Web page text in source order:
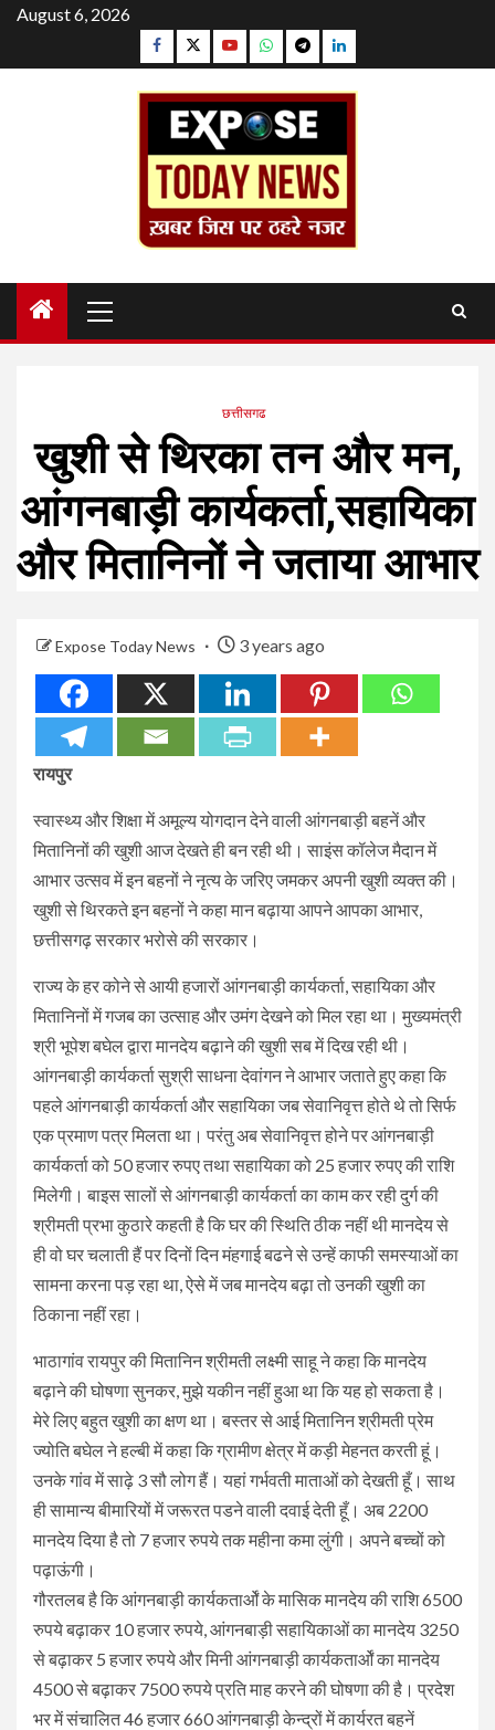
Skip
content
August 6, 2026
Facebook
TwitterYouTubeWhatsapp
TelegramLinkedin
Menu
छत्तीसगढ
खुशी से थिरका तन और मन,
आंगनबाड़ी कार्यकर्ता,सहायिका
और मितानिनों ने जताया आभार
Expose Today News 3 years ago
रायपुर
स्वास्थ्य और शिक्षा में अमूल्य योगदान देने वाली आंगनबाड़ी बहनें और
मितानिनों की खुशी आज देखते ही बन रही थी। साइंस कॉलेज मैदान में
आभार उत्सव में इन बहनों ने नृत्य के जरिए जमकर अपनी खुशी व्यक्त की।
खुशी से थिरकते इन बहनों ने कहा मान बढ़ाया आपने आपका आभार,
छत्तीसगढ़ सरकार भरोसे की सरकार।
राज्य के हर कोने से आयी हजारों आंगनबाड़ी कार्यकर्ता, सहायिका और
मितानिनों में गजब का उत्साह और उमंग देखने को मिल रहा था। मुख्यमंत्री
श्री भूपेश बघेल द्वारा मानदेय बढ़ाने की खुशी सब में दिख रही थी।
आंगनबाड़ी कार्यकर्ता सुश्री साधना देवांगन ने आभार जताते हुए कहा कि
पहले आंगनबाड़ी कार्यकर्ता और सहायिका जब सेवानिवृत्त होते थे तो सिर्फ
एक प्रमाण पत्र मिलता था। परंतु अब सेवानिवृत्त होने पर आंगनबाड़ी
कार्यकर्ता को 50 हजार रुपए तथा सहायिका को 25 हजार रुपए की राशि
मिलेगी। बाइस सालों से आंगनबाड़ी कार्यकर्ता का काम कर रही दुर्ग की
श्रीमती प्रभा कुठारे कहती है कि घर की स्थिति ठीक नहीं थी मानदेय से
ही वो घर चलाती हैं पर दिनों दिन मंहगाई बढने से उन्हें काफी समस्याओं का
सामना करना पड़ रहा था, ऐसे में जब मानदेय बढ़ा तो उनकी खुशी का
ठिकाना नहीं रहा।
भाठागांव रायपुर की मितानिन श्रीमती लक्ष्मी साहू ने कहा कि मानदेय
बढ़ाने की घोषणा सुनकर, मुझे यकीन नहीं हुआ था कि यह हो सकता है।
मेरे लिए बहुत खुशी का क्षण था। बस्तर से आई मितानिन श्रीमती प्रेम
ज्योति बघेल ने हल्बी में कहा कि ग्रामीण क्षेत्र में कड़ी मेहनत करती हूं।
उनके गांव में साढ़े 3 सौ लोग हैं। यहां गर्भवती माताओं को देखती हूँ। साथ
ही सामान्य बीमारियों में जरूरत पडने वाली दवाई देती हूँ। अब 2200
मानदेय दिया है तो 7 हजार रुपये तक महीना कमा लुंगी। अपने बच्चों को
पढ़ाऊंगी।
गौरतलब है कि आंगनबाड़ी कार्यकतार्ओं के मासिक मानदेय की राशि 6500
रुपये बढ़ाकर 10 हजार रुपये, आंगनबाड़ी सहायिकाओं का मानदेय 3250
से बढ़ाकर 5 हजार रुपये और मिनी आंगनबाड़ी कार्यकतार्ओं का मानदेय
4500 से बढ़ाकर 7500 रुपये प्रति माह करने की घोषणा की है। प्रदेश
भर में संचालित 46 हजार 660 आंगनबाड़ी केन्द्रों में कार्यरत बहनें